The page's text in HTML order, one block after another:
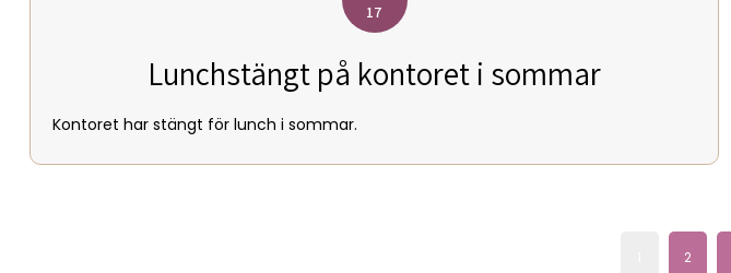
17
Lunchstängt på kontoret i sommar
Kontoret har stängt för lunch i sommar.
2